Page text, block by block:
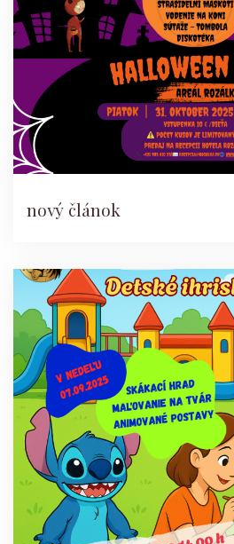
nový článok